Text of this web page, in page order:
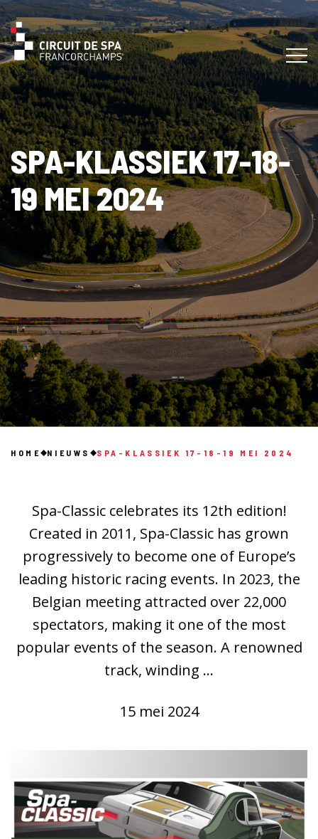
SPA-KLASSIEK 17-18-
19 MEI 2024
HOME NIEUWS SPA-KLASSIEK 17-18-19 MEI 2024
Spa-Classic celebrates its 12th edition!
Created in 2011, Spa-Classic has grown
progressively to become one of Europe’s
leading historic racing events. In 2023, the
Belgian meeting attracted over 22,000
spectators, making it one of the most
popular events of the season. A renowned
track, winding ...
15 mei 2024